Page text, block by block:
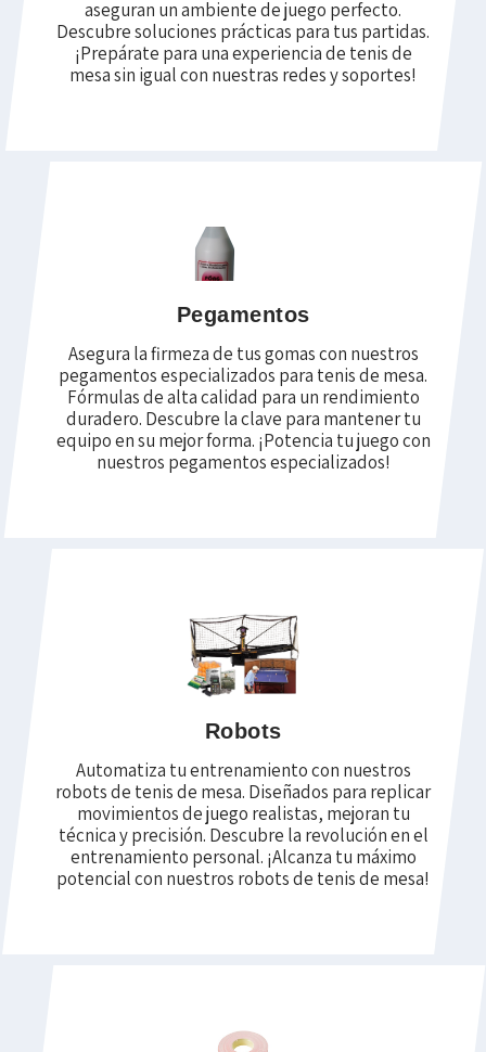
aseguran un ambiente de juego perfecto.
Descubre soluciones prácticas para tus partidas.
¡Prepárate para una experiencia de tenis de
mesa sin igual con nuestras redes y soportes!
Pegamentos
Asegura la firmeza de tus gomas con nuestros
pegamentos especializados para tenis de mesa.
Fórmulas de alta calidad para un rendimiento
duradero. Descubre la clave para mantener tu
equipo en su mejor forma. ¡Potencia tu juego con
nuestros pegamentos especializados!
Robots
Automatiza tu entrenamiento con nuestros
robots de tenis de mesa. Diseñados para replicar
movimientos de juego realistas, mejoran tu
técnica y precisión. Descubre la revolución en el
entrenamiento personal. ¡Alcanza tu máximo
potencial con nuestros robots de tenis de mesa!